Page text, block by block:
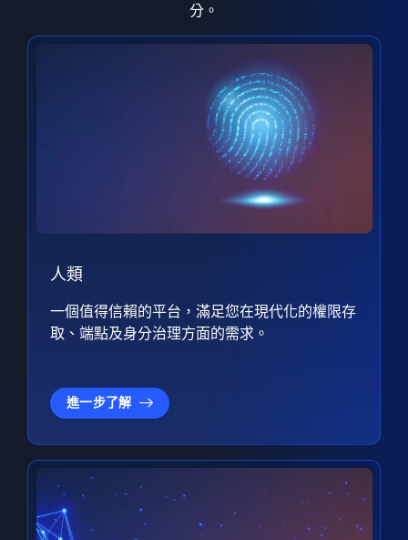
分。
人類
一個值得信賴的平台，滿足您在現代化的權限存
取、端點及身分治理方面的需求。
進一步了解